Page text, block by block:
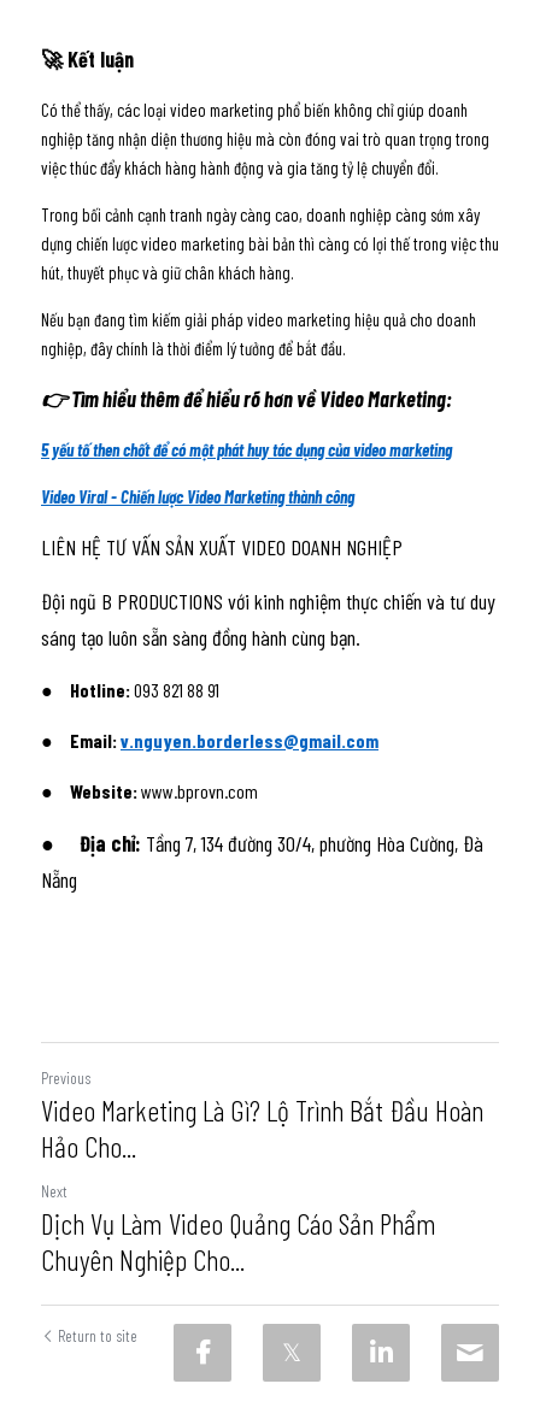
🚀 Kết luận
Có thể thấy, các loại video marketing phổ biến không chỉ giúp doanh
nghiệp tăng nhận diện thương hiệu mà còn đóng vai trò quan trọng trong
việc thúc đẩy khách hàng hành động và gia tăng tỷ lệ chuyển đổi.
Trong bối cảnh cạnh tranh ngày càng cao, doanh nghiệp càng sớm xây
dựng chiến lược video marketing bài bản thì càng có lợi thế trong việc thu
hút, thuyết phục và giữ chân khách hàng.
Nếu bạn đang tìm kiếm giải pháp video marketing hiệu quả cho doanh
nghiệp, đây chính là thời điểm lý tưởng để bắt đầu.
👉 Tìm hiểu thêm để hiểu rõ hơn về Video Marketing:
5 yếu tố then chốt để có một phát huy tác dụng của video marketing
Video Viral - Chiến lược Video Marketing thành công
LIÊN HỆ TƯ VẤN SẢN XUẤT VIDEO DOANH NGHIỆP
Đội ngũ B PRODUCTIONS với kinh nghiệm thực chiến và tư duy
sáng tạo luôn sẵn sàng đồng hành cùng bạn.
●	Hotline: 093 821 88 91
●	Email: v.nguyen.borderless@gmail.com
●	Website: www.bprovn.com
●	Địa chỉ: Tầng 7, 134 đường 30/4, phường Hòa Cường, Đà
Nẵng
Previous
Video Marketing Là Gì? Lộ Trình Bắt Đầu Hoàn
Hảo Cho...
Next
Dịch Vụ Làm Video Quảng Cáo Sản Phẩm
Chuyên Nghiệp Cho...
Return to site